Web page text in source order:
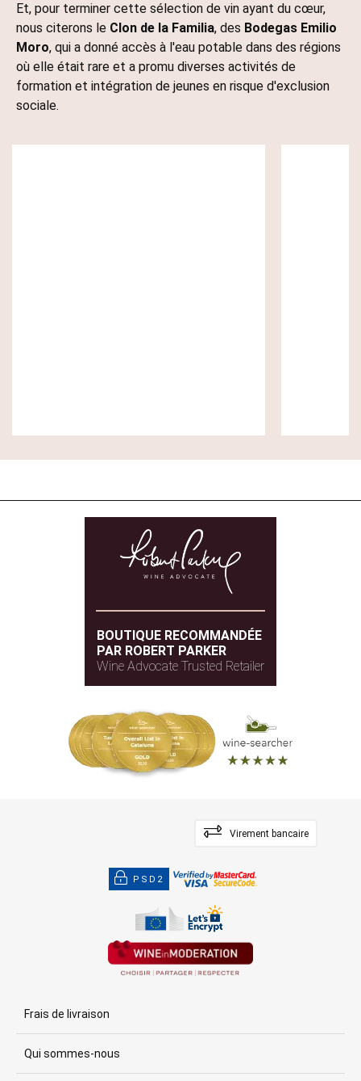
Et, pour terminer cette sélection de vin ayant du cœur,
nous citerons le Clon de la Familia, des Bodegas Emilio
Moro, qui a donné accès à l'eau potable dans des régions
où elle était rare et a promu diverses activités de
formation et intégration de jeunes en risque d'exclusion
sociale.
BOUTIQUE RECOMMANDÉE
PAR ROBERT PARKER
Wine Advocate Trusted Retailer
Virement bancaire
PSD2
Frais de livraison
Qui sommes-nous